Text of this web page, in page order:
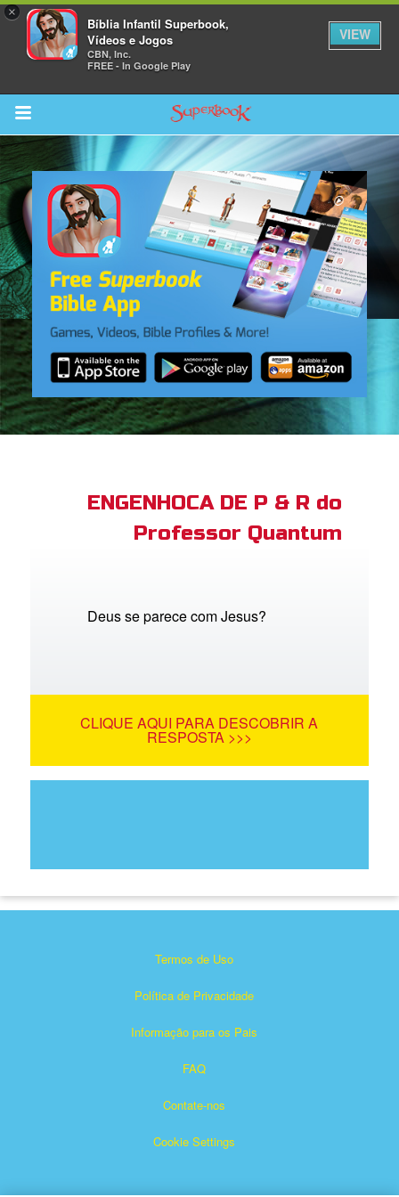
×
Bíblia Infantil Superbook,
Vídeos e Jogos
CBN, Inc.
FREE - In Google Play
VIEW
Return to Content
Bible App
ENGENHOCA DE P & R do
Professor Quantum
Deus se parece com Jesus?
CLIQUE AQUI PARA DESCOBRIR A
RESPOSTA >>>
Termos de Uso
Política de Privacidade
Informação para os Pais
FAQ
Contate-nos
Cookie Settings